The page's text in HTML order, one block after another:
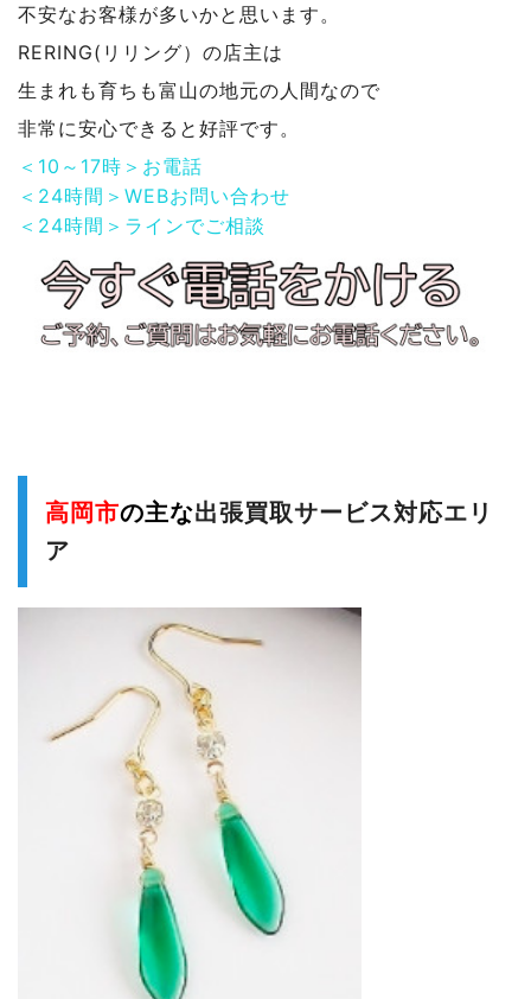
不安なお客様が多いかと思います。
RERING(リリング）の店主は
生まれも育ちも富山の地元の人間なので
非常に安心できると好評です。
＜10～17時＞お電話
＜24時間＞WEBお問い合わせ
＜24時間＞ラインでご相談
高岡市の主な出張買取サービス対応エリ
ア